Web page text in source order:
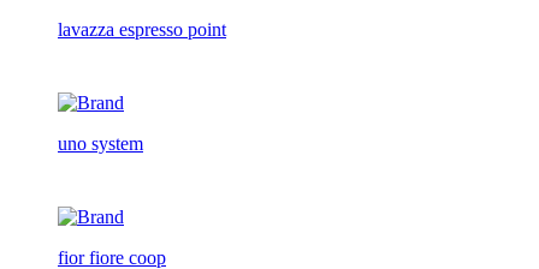
lavazza espresso point
uno system
fior fiore coop